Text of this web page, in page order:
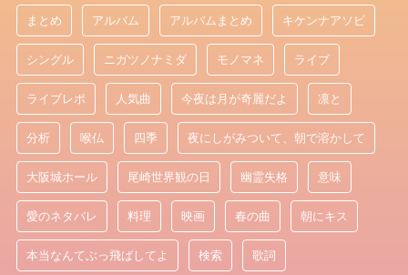
まとめ アルバム アルバムまとめ キケンナアソビ
シングル ニガツノナミダ モノマネ ライブ
ライブレポ 人気曲 今夜は月が奇麗だよ 凛と
分析 喉仏 四季 夜にしがみついて、朝で溶かして
大阪城ホール 尾崎世界観の日 幽霊失格 意味
愛のネタバレ 料理 映画 春の曲 朝にキス
本当なんてぶっ飛ばしてよ 検索 歌詞